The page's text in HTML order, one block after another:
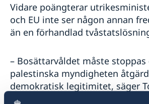
Vidare poängterar
och EU inte ser någon annan
än en förhandlad
– Bosättarvåldet måste stoppas
palestinska myndigheten
demokratisk legitimitet, säger